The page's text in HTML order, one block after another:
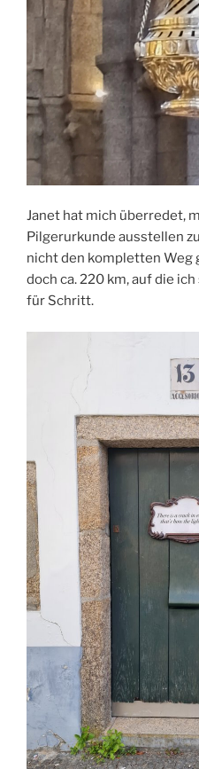
Janet hat mich überredet,
Pilgerurkunde ausstellen
nicht den kompletten Weg
doch ca. 220 km, auf die
für Schritt.